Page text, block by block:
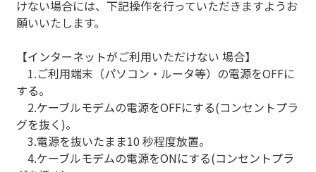
けない場合には、下記操作を行っていただきますようお
願いいたします。
【インターネットがご利用いただけない 場合】
1.ご利用端末（パソコン・ルータ等）の電源をOFFに
する。
2.ケーブルモデムの電源をOFFにする(コンセントプラ
グを抜く)。
3.電源を抜いたまま10 秒程度放置。
4.ケーブルモデムの電源をONにする(コンセントプラ